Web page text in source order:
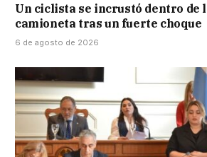
Un ciclista se incrustó dentro de
camioneta tras un fuerte choque
6 de agosto de 2026